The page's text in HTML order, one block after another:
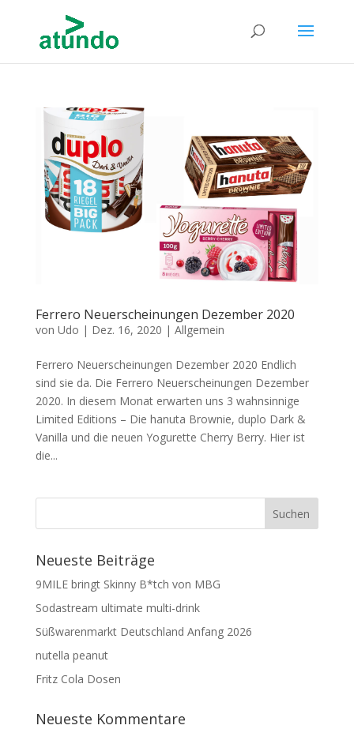
Ferrero Neuerscheinungen Dezember 2020
von Udo | Dez. 16, 2020 | Allgemein
Ferrero Neuerscheinungen Dezember 2020 Endlich
sind sie da. Die Ferrero Neuerscheinungen Dezember
2020. In diesem Monat erwarten uns 3 wahnsinnige
Limited Editions – Die hanuta Brownie, duplo Dark &
Vanilla und die neuen Yogurette Cherry Berry. Hier ist
die...
Neueste Beiträge
9MILE bringt Skinny B*tch von MBG
Sodastream ultimate multi-drink
Süßwarenmarkt Deutschland Anfang 2026
nutella peanut
Fritz Cola Dosen
Neueste Kommentare